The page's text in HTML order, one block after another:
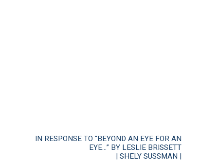
IN RESPONSE TO "BEYOND AN EYE FOR AN
EYE…” BY LESLIE BRISSETT
| SHELY SUSSMAN |